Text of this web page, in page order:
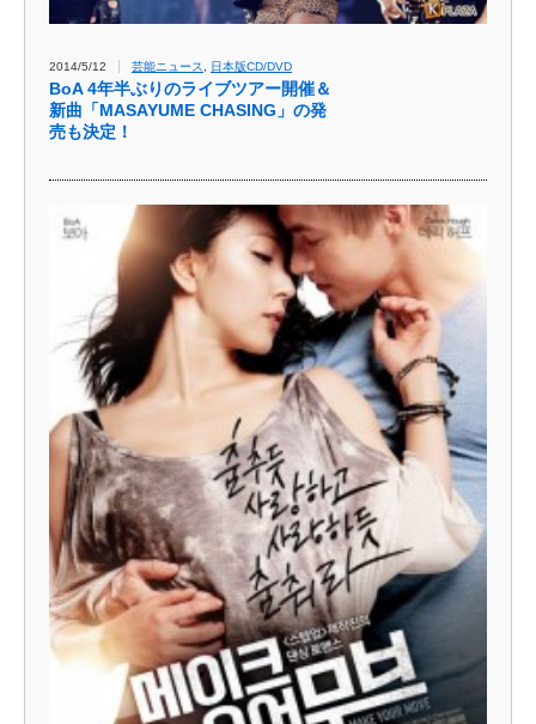
2014/5/12 芸能ニュース 日本版CD/DVD
BoA 4年半ぶりのライブツ​アー開催＆
新曲「MA​SAYUME CHASING」の発​
売も決定！